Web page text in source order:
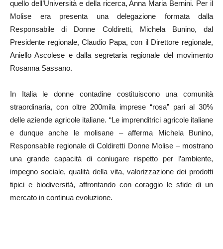
quello dell’Università e della ricerca, Anna Maria Bernini. Per il
Molise era presenta una delegazione formata dalla
Responsabile di Donne Coldiretti, Michela Bunino, dal
Presidente regionale, Claudio Papa, con il Direttore regionale,
Aniello Ascolese e dalla segretaria regionale del movimento
Rosanna Sassano.
In Italia le donne contadine costituiscono una comunità
straordinaria, con oltre 200mila imprese “rosa” pari al 30%
delle aziende agricole italiane. “Le imprenditrici agricole italiane
e dunque anche le molisane – afferma Michela Bunino,
Responsabile regionale di Coldiretti Donne Molise – mostrano
una grande capacità di coniugare rispetto per l’ambiente,
impegno sociale, qualità della vita, valorizzazione dei prodotti
tipici e biodiversità, affrontando con coraggio le sfide di un
mercato in continua evoluzione.